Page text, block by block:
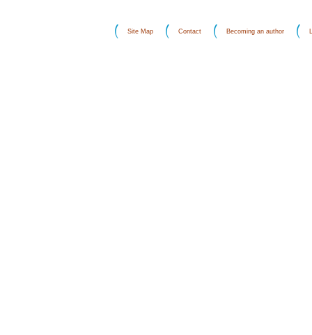
Site Map Contact Becoming an author